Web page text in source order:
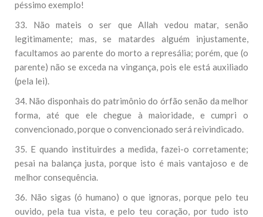
péssimo exemplo!
33. Não mateis o ser que Allah vedou matar, senão
legitimamente; mas, se matardes alguém injustamente,
facultamos ao parente do morto a represália; porém, que (o
parente) não se exceda na vingança, pois ele está auxiliado
(pela lei).
34. Não disponhais do patrimônio do órfão senão da melhor
forma, até que ele chegue à maioridade, e cumpri o
convencionado, porque o convencionado será reivindicado.
35. E quando instituirdes a medida, fazei-o corretamente;
pesai na balança justa, porque isto é mais vantajoso e de
melhor consequência.
36. Não sigas (ó humano) o que ignoras, porque pelo teu
ouvido, pela tua vista, e pelo teu coração, por tudo isto